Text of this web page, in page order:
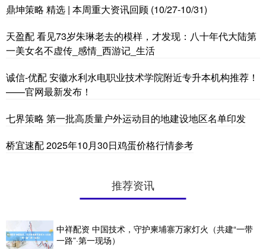
鼎坤策略 精选 | 本周重大资讯回顾 (10/27-10/31)
天盈配 看见73岁朱琳老去的模样，才发现：八十年代大陆第
一美女名不虚传_感情_西游记_生活
诚信-优配 安徽水利水电职业技术学院附近专升本机构推荐！
——官网最新发布！
七界策略 第一批高质量户外运动目的地建设地区名单印发
桥宜速配 2025年10月30日鸡蛋价格行情参考
推荐资讯
中祥配资 中国技术，守护柬埔寨万家灯火（共建“一带
一路”·第一现场）